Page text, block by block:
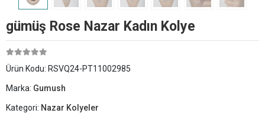
​gümüş Rose Nazar Kadın Kolye
Ürün Kodu: RSVQ24-PT11002985
Marka: Gumush
Kategori: Nazar Kolyeler